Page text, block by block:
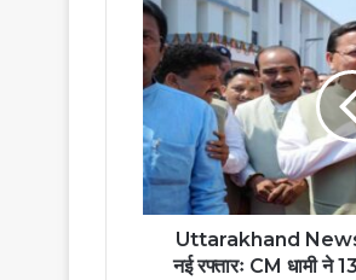
Uttarakhand News:
नई रफ्तारः CM धामी ने